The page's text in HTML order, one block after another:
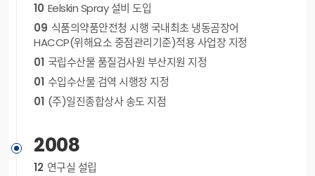
10 Eelskin Spray 설비 도입
09 식품의약품안전청 시행 국내최초 냉동곰장어
HACCP(위해요소 중점관리기준)적용 사업장 지정
01 국립수산물 품질검사원 부산지원 지정
01 수입수산물 검역 시행장 지정
01 (주)일진종합상사 송도 지점
2008
12 연구실 설립